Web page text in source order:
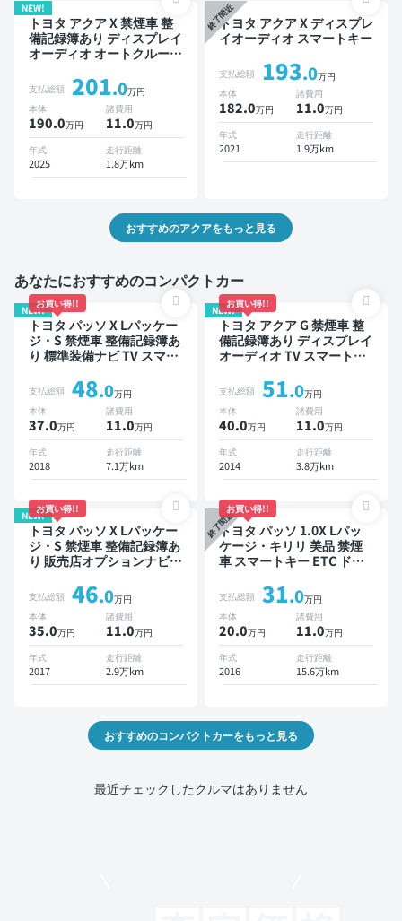
NEW!
トヨタ アクア X 禁煙車 整
備記録簿あり ディスプレイ
オーディオ オートクルーズ
カメラ ドライブレコーダー
衝突軽減
支払総額 201.0万円
本体
190.0万円
諸費用
11.0万円
年式
2025
走行距離
1.8万km
終了間近
トヨタ アクア X ディスプレ
イオーディオ スマートキー
支払総額 193.0万円
本体
182.0万円
諸費用
11.0万円
年式
2021
走行距離
1.9万km
おすすめのアクアをもっと見る
あなたにおすすめのコンパクトカー
NEW!
お買い得!!
トヨタ パッソ X Lパッケー
ジ・S 禁煙車 整備記録簿あ
り 標準装備ナビ TV スマー
ー ドライブレコーダー 衝
突軽減
支払総額 48.0万円
本体
37.0万円
諸費用
11.0万円
年式
2018
走行距離
7.1万km
NEW!
お買い得!!
トヨタ アクア G 禁煙車 整
備記録簿あり ディスプレイ
オーディオ TV スマートキ
支払総額 51.0万円
本体
40.0万円
諸費用
11.0万円
年式
2014
走行距離
3.8万km
NEW!
お買い得!!
トヨタ パッソ X Lパッケー
ジ・S 禁煙車 整備記録簿あ
り 販売店オプションナビ
クモニター ドライブレコー
ダー 衝突軽減
支払総額 46.0万円
本体
35.0万円
諸費用
11.0万円
年式
2017
走行距離
2.9万km
終了間近
お買い得!!
トヨタ パッソ 1.0X Lパッ
ケージ・キリリ 美品 禁煙
車 スマートキー ETC ドラ
支払総額 31.0万円
本体
20.0万円
諸費用
11.0万円
年式
2016
走行距離
15.6万km
おすすめのコンパクトカーをもっと見る
最近チェックしたクルマはありません